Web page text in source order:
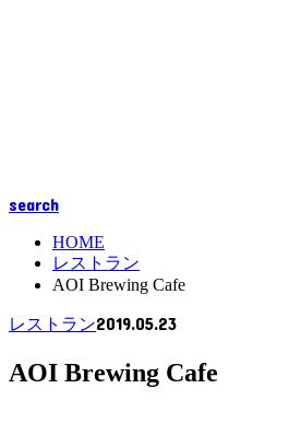
search
HOME
レストラン
AOI Brewing Cafe
レストラン2019.05.23
AOI Brewing Cafe